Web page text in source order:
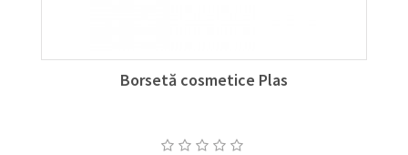
Borsetă cosmetice Plas